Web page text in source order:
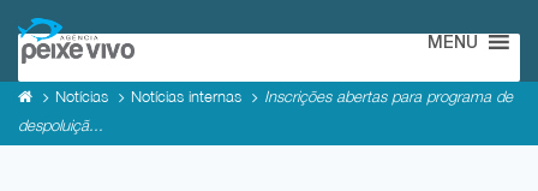
MENU
Notícias Notícias internas
Inscrições abertas para programa de
despoluiçã...